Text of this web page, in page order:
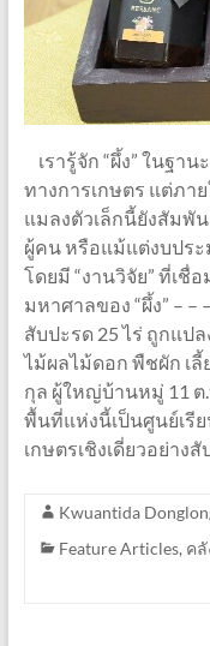
เรารู้จัก “ผึ้ง” ในฐา
ทางการเกษตร แต่ภา
แมลงตัวเล็กนี้ยังสัมพั
ผู้คน หรือแม้แต่งบปร
โดยมี “งานวิจัย” ที่เ
มหาศาลของ “ผึ้ง” – –
สับปะรด 25 ไร่ ถูกแป
ไม้ผลไม้ดอก พืชผัก เลี้
กุล ผู้ใหญ่บ้านหมู่ 11 ต
พื้นที่แห่งนี้เป็นศูนย์เรี
เกษตรเชิงเดี่ยวอย่าง
Kwuantida
Feature Articles, ค